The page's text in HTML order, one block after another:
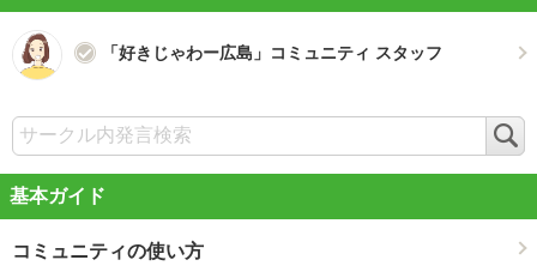
「好きじゃわー広島」コミュニティ スタッフ
索
基本ガイド
コミュニティの使い方